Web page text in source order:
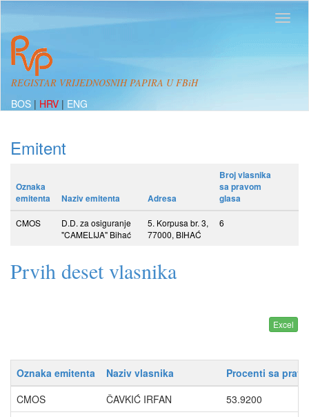
REGISTAR VRIJEDNOSNIH PAPIRA U FBiH
BOS | HRV | ENG
Emitent
Oznaka
emitenta
Naziv emitenta Adresa
Broj vlasnika
sa pravom
glasa
CMOS
D.D. za osiguranje
"CAMELIJA" Bihać
5. Korpusa br. 3,
77000, BIHAĆ
6
Prvih deset vlasnika
Oznaka emitenta Naziv vlasnika
Procenti sa
CMOS
ČAVKIĆ IRFAN
53.9200